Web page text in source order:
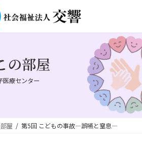
の部屋
医療センター
屋 第5回 こどもの事故―誤嚥と窒息―